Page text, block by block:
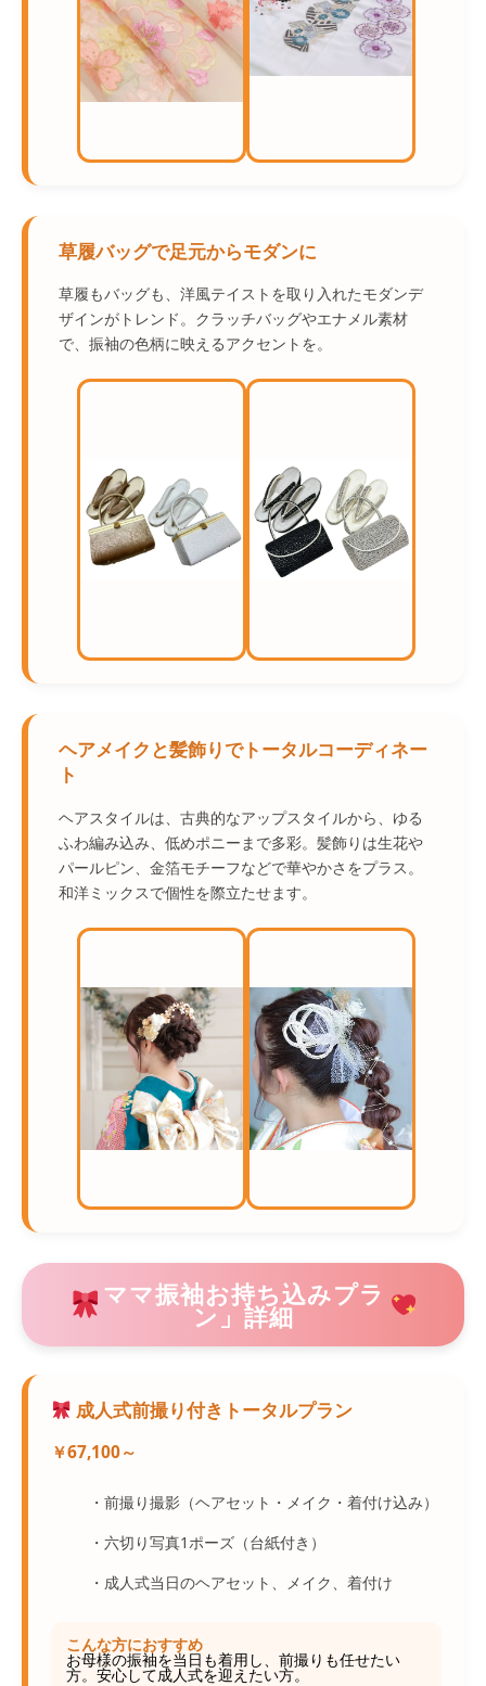
草履バッグで足元からモダンに
草履もバッグも、洋風テイストを取り入れたモダンデ
ザインがトレンド。クラッチバッグやエナメル素材
で、振袖の色柄に映えるアクセントを。
ヘアメイクと髪飾りでトータルコーディネー
ト
ヘアスタイルは、古典的なアップスタイルから、ゆる
ふわ編み込み、低めポニーまで多彩。髪飾りは生花や
パールピン、金箔モチーフなどで華やかさをプラス。
和洋ミックスで個性を際立たせます。
ママ振袖お持ち込みプラ
ン」詳細
成人式前撮り付きトータルプラン
￥67,100～
・前撮り撮影（ヘアセット・メイク・着付け込み）
・六切り写真1ポーズ（台紙付き）
・成人式当日のヘアセット、メイク、着付け
こんな方におすすめ
お母様の振袖を当日も着用し、前撮りも任せたい
方。安心して成人式を迎えたい方。